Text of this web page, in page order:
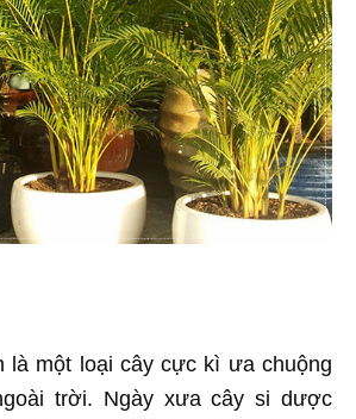
là một loại cây cực kì ưa chuộng
trời. Ngày xưa cây si dược